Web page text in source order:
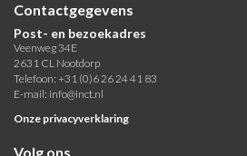
Contactgegevens
Post- en bezoekadres
Veenweg 34E
2631 CL Nootdorp
Telefoon: +31 (0)6 26 24 41 83
E-mail: info@inct.nl
Onze privacyverklaring
Volg ons